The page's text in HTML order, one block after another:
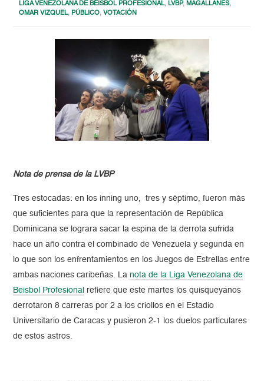
LIGA VENEZOLANA DE BÉISBOL PROFESIONAL,LVBP,MAGALLANES,
OMAR VIZQUEL, PÚBLICO,VOTACIÓN
Nota de prensa de la LVBP
Tres estocadas: en los inning uno, tres y séptimo, fueron más
que suficientes para que la representación de República
Dominicana se lograra sacar la espina de la derrota sufrida
hace un año contra el combinado de Venezuela y segunda en
lo que son los enfrentamientos en los Juegos de Estrellas entre
ambas naciones caribeñas. Lanota de la Liga Venezolana de
Beisbol Profesional
refiere que este martes los quisqueyanos
derrotaron 8 carreras por 2 a los criollos en el Estadio
Universitario de Caracas y pusieron 2-1 los duelos particulares
de estos astros.